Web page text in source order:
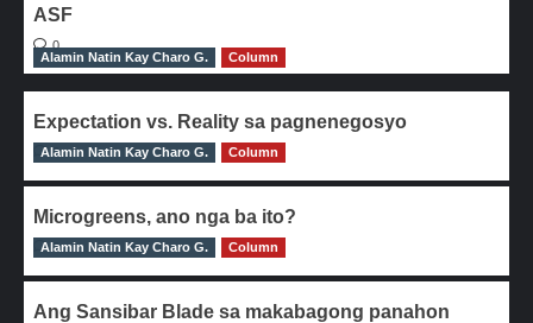
ASF
0
Alamin Natin Kay Charo G.
Column
Expectation vs. Reality sa pagnenegosyo
0
Alamin Natin Kay Charo G. Column
Microgreens, ano nga ba ito?
0
Alamin Natin Kay Charo G. Column
Ang Sansibar Blade sa makabagong panahon